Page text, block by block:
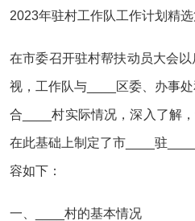
2023年驻村工作队工作计划精
在市委召开驻村帮扶动员大会
视，工作队与____区委、办事
合____村实际情况，深入了解
在此基础上制定了市____驻
容如下：
一、____村的基本情况